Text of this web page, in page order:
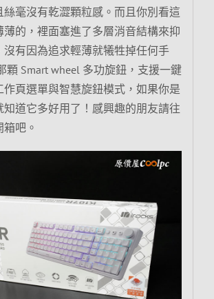
絲毫沒有乾澀顆粒感。而且你別看這
薄的，裡面塞進了多層消音結構來抑
沒有因為追求輕薄就犧牲掉任何手
顆 Smart wheel 多功旋鈕，支援一鍵
作頁選單與智慧旋鈕模式，如果你是
知道它多好用了！感興趣的朋友請往
吧。